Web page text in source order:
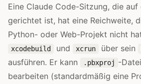
Eine Claude Code-Sitzung, die auf
gerichtet ist, hat eine Reichweite,
Python- oder Web-Projekt nicht
xcodebuild und xcrun über sein
ausführen. Er kann
.pbxproj -
bearbeiten (standardmäßig eine